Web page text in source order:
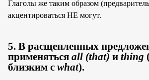
Глаголы же таким образом
акцентироваться НЕ могут.
5. В расщепленных
применяться all (that) и thing
близким с what).